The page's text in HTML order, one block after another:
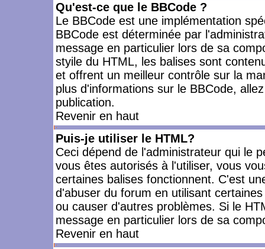
Qu'est-ce que le BBCode ?
Le BBCode est une implémentation
BBCode est déterminée par
message en particulier lors de sa
styile du HTML, les balises sont
et offrent un meilleur contrôle sur la
plus d'informations sur le BBCode,
publication.
Revenir en haut
Puis-je utiliser le HTML?
Ceci dépend de l'administrateur qui le
vous êtes autorisés à l'utiliser, vous
certaines balises fonctionnent. C'est
d'abuser du forum en utilisant
ou causer d'autres problèmes. Si le
message en particulier lors de sa
Revenir en haut